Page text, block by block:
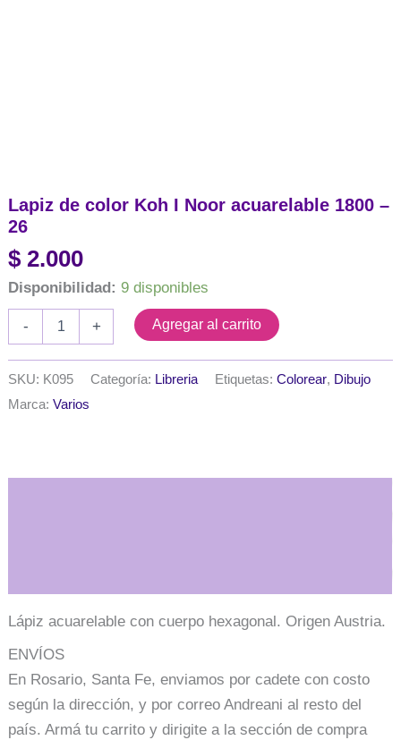
Lapiz de color Koh I Noor acuarelable 1800 –
26
$ 2.000
Disponibilidad: 9 disponibles
-
I
Noor
26
+ Agregar al carrito
SKU: K095 Categoría: Libreria Etiquetas:Colorear, Dibujo
Marca:Varios
Lápiz acuarelable con cuerpo hexagonal. Origen Austria.
ENVÍOS
En Rosario, Santa Fe, enviamos por cadete con costo
según la dirección, y por correo Andreani al resto del
país. Armá tu carrito y dirigite a la sección de compra